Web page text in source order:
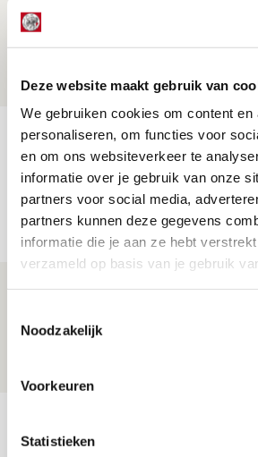
Deze website maakt gebruik van
We gebruiken cookies om content en
personaliseren, om functies voor
en om ons websiteverkeer te
informatie over je gebruik van onze
partners voor social media,
partners kunnen deze gegevens
informatie die je aan ze hebt
verzameld op basis van je gebruik
Noodzakelijk
Voorkeuren
Statistieken
Brandt: ‘Ajax en Cruijff
mijn hoofd spoken’
NIEUWS
Míchel geeft blessure-
spreekt over Godts, Baas
aanwinsten
NIEUWS
Volop enthousiasme in
AGENDA